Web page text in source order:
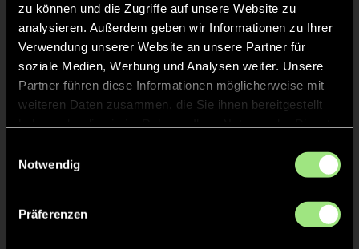
zu können und die Zugriffe auf unsere Website zu
analysieren. Außerdem geben wir Informationen zu Ihrer
Verwendung unserer Website an unsere Partner für
soziale Medien, Werbung und Analysen weiter. Unsere
Partner führen diese Informationen möglicherweise mit
weiteren Daten zusammen, die Sie ihnen bereitgestellt
Notwendig
Präferenzen
36' ABPFIFF 3. Viertel
25' TOR 1:1, FELDTOR
PaulK. 77
ANPFIFF 3. Viertel